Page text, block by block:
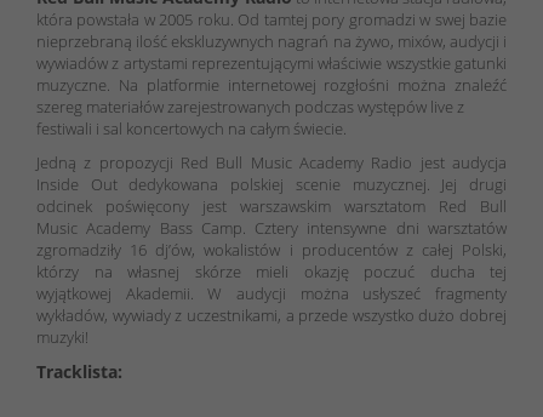
która powstała w 2005 roku. Od tamtej pory gromadzi w swej bazie
nieprzebraną ilość ekskluzywnych nagrań na żywo, mixów, audycji i
wywiadów z artystami reprezentującymi właściwie wszystkie gatunki
muzyczne. Na platformie internetowej rozgłośni można znaleźć
szereg materiałów zarejestrowanych podczas występów live z
festiwali i sal koncertowych na całym świecie.
Jedną z propozycji Red Bull Music Academy Radio jest audycja
Inside Out dedykowana polskiej scenie muzycznej. Jej drugi
odcinek poświęcony jest warszawskim warsztatom Red Bull
Music Academy Bass Camp. Cztery intensywne dni warsztatów
zgromadziły 16 dj’ów, wokalistów i producentów z całej Polski,
którzy na własnej skórze mieli okazję poczuć ducha tej
wyjątkowej Akademii. W audycji można usłyszeć fragmenty
wykładów, wywiady z uczestnikami, a przede wszystko dużo dobrej
muzyki!
Tracklista: